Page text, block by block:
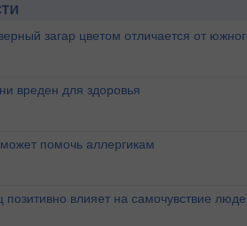
загар цветом отличается от
вреден для здоровья
помочь аллергикам
позитивно влияет на самочувствие